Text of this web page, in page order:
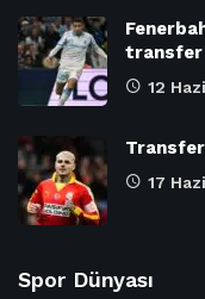
transfer
12
Transfer
17
Spor Dünyası